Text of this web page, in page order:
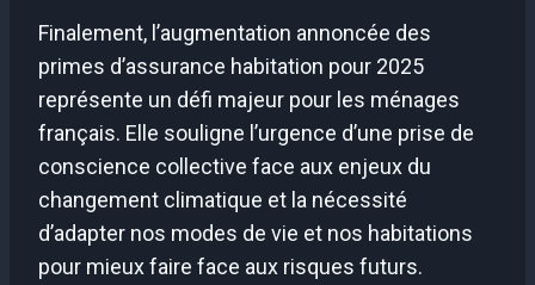
Finalement, l’augmentation annoncée des
primes d’assurance habitation pour 2025
représente un défi majeur pour les ménages
français. Elle souligne l’urgence d’une prise de
conscience collective face aux enjeux du
changement climatique et la nécessité
d’adapter nos modes de vie et nos habitations
pour mieux faire face aux risques futurs.